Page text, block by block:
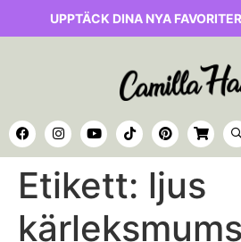
UPPTÄCK DINA NYA
Etikett: ljus
kärleksmums